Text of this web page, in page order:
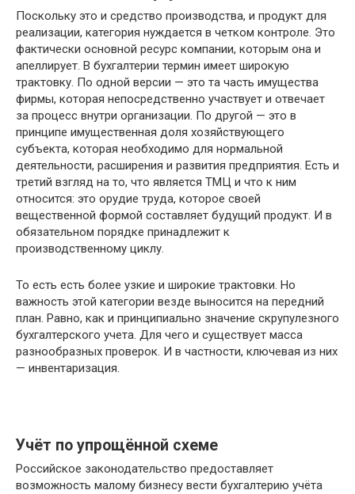
Поскольку это и средство производства, и продукт для
реализации, категория нуждается в четком контроле. Это
фактически основной ресурс компании, которым она и
апеллирует. В бухгалтерии термин имеет широкую
трактовку. По одной версии — это та часть имущества
фирмы, которая непосредственно участвует и отвечает
за процесс внутри организации. По другой — это в
принципе имущественная доля хозяйствующего
субъекта, которая необходимо для нормальной
деятельности, расширения и развития предприятия. Есть и
третий взгляд на то, что является ТМЦ и что к ним
относится: это орудие труда, которое своей
вещественной формой составляет будущий продукт. И в
обязательном порядке принадлежит к
производственному циклу.
То есть есть более узкие и широкие трактовки. Но
важность этой категории везде выносится на передний
план. Равно, как и принципиально значение скрупулезного
бухгалтерского учета. Для чего и существует масса
разнообразных проверок. И в частности, ключевая из них
— инвентаризация.
Учёт по упрощённой схеме
Российское законодательство предоставляет
возможность малому бизнесу вести бухгалтерию учёта